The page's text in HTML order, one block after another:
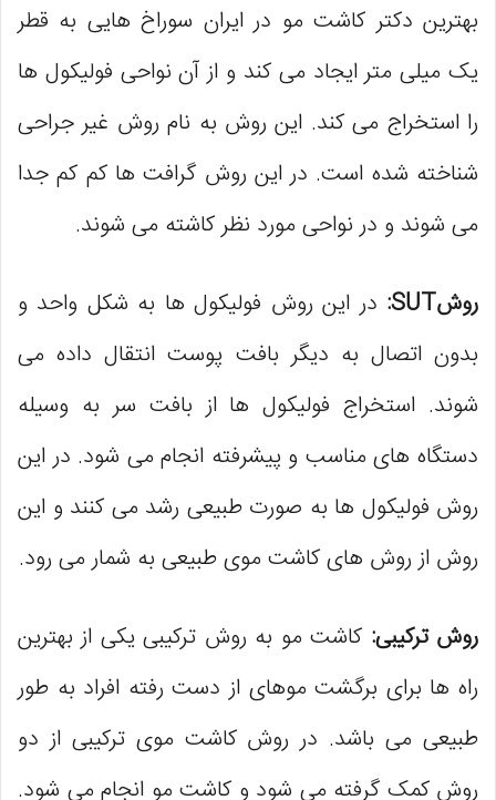
بهترین دکتر کاشت مو در ایران سوراخ ‌هایی به قطر
یک میلی ‌متر ایجاد می ‌کند و از آن نواحی فولیکول ‌ها
را استخراج می ‌کند. این روش به نام روش غیر جراحی
شناخته شده است. در این روش گرافت ها کم کم جدا
می ‌شوند و در نواحی مورد نظر کاشته می‌ شوند.
روشSUT
: در این روش فولیکول ‌ها به شکل واحد و
بدون اتصال به دیگر بافت پوست انتقال داده می‌
شوند. استخراج فولیکول‌ ها از بافت سر به وسیله
دستگاه ‌های مناسب و پیشرفته انجام می ‌شود. در این
روش فولیکول‌ ها به صورت طبیعی رشد می ‌کنند و این
روش از روش ‌های کاشت موی طبیعی به شمار می ‌رود.
روش ترکیبی: کاشت مو به روش ترکیبی یکی از بهترین
راه‌ ها برای برگشت موهای از دست رفته افراد به طور
طبیعی می ‌باشد. در روش کاشت موی ترکیبی از دو
روش کمک گرفته می‌ شود و کاشت مو انجام می ‌شود.